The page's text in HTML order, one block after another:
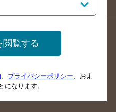
閲覧する
、 プライバシーポリシー、およ
になります。